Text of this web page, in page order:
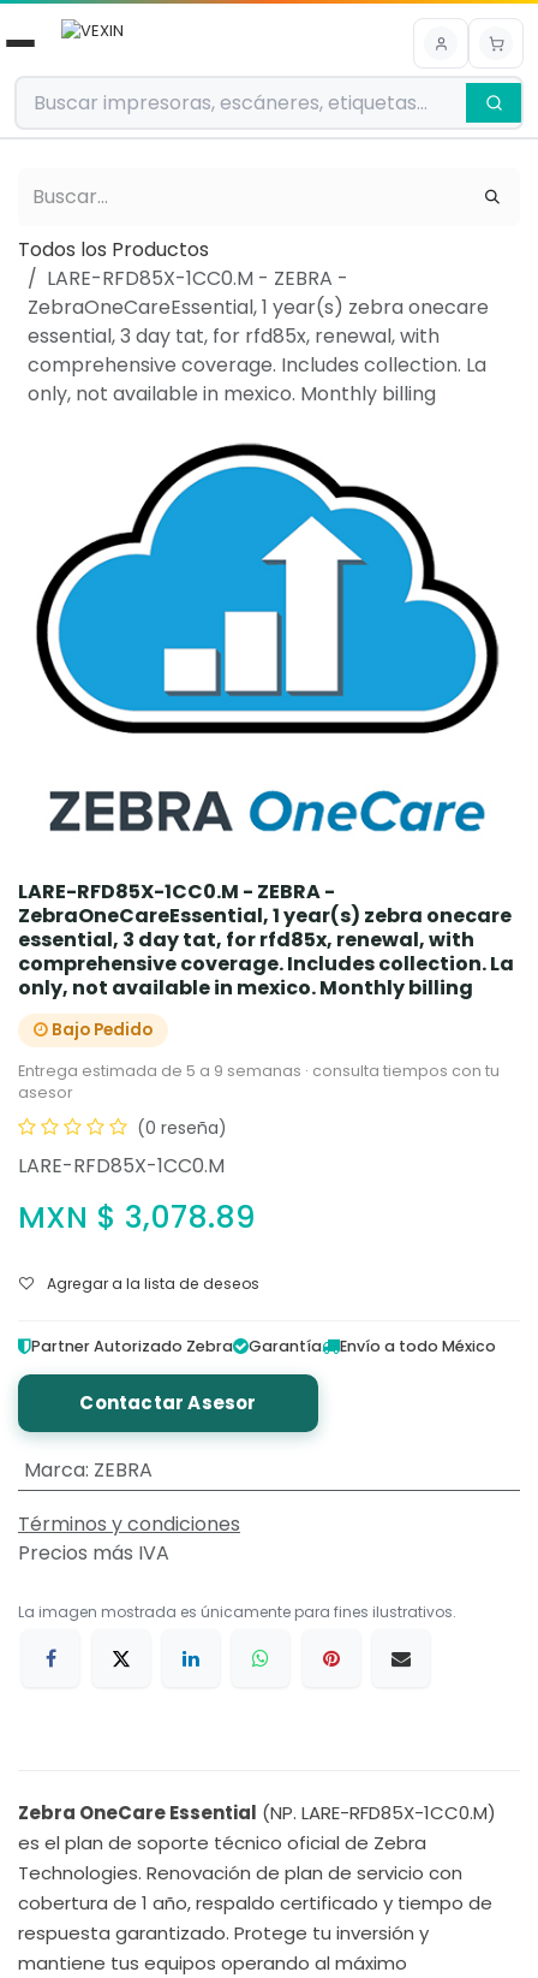
Ir al contenido
Todos los Productos
LARE-RFD85X-1CC0.M - ZEBRA -
ZebraOneCareEssential, 1 year(s) zebra onecare
essential, 3 day tat, for rfd85x, renewal, with
comprehensive coverage. Includes collection. La
only, not available in mexico. Monthly billing
LARE-RFD85X-1CC0.M - ZEBRA -
ZebraOneCareEssential, 1 year(s) zebra onecare
essential, 3 day tat, for rfd85x, renewal, with
comprehensive coverage. Includes collection. La
only, not available in mexico. Monthly billing
Bajo Pedido
Entrega estimada de 5 a 9 semanas · consulta tiempos con tu
asesor
(0 reseña)
LARE-RFD85X-1CC0.M
MXN $ 3,078.89
Agregar a la lista de deseos
Partner Autorizado Zebra Garantía Envío a todo México
Contactar Asesor
Marca: ZEBRA
Términos y condiciones
Precios más IVA
La imagen mostrada es únicamente para fines ilustrativos.
Zebra OneCare Essential (NP. LARE-RFD85X-1CC0.M)
es el plan de soporte técnico oficial de Zebra
Technologies. Renovación de plan de servicio con
cobertura de 1 año, respaldo certificado y tiempo de
respuesta garantizado. Protege tu inversión y
mantiene tus equipos operando al máximo